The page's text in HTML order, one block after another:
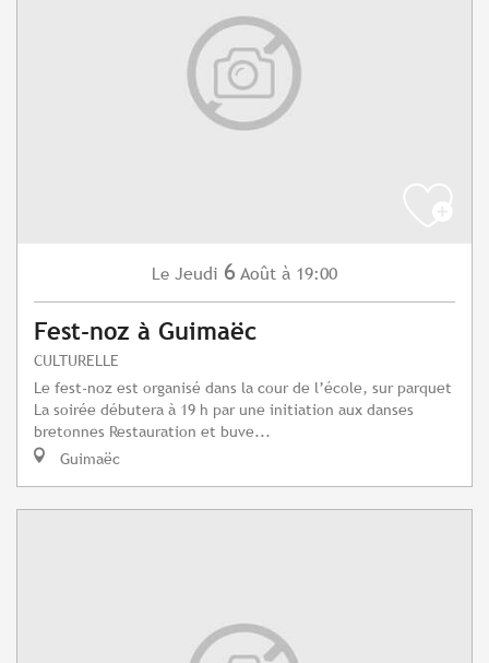
Le Jeudi 6 Août à 19:00
Fest-noz à Guimaëc
CULTURELLE
Le fest-noz est organisé dans la cour de l’école, sur parquet
La soirée débutera à 19 h par une initiation aux danses
bretonnes Restauration et buve...
Guimaëc